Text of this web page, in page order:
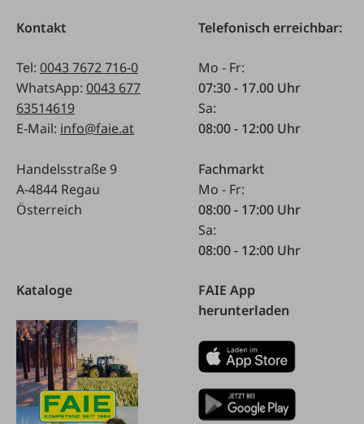
Kontakt
Tel: 0043 7672 716-0
WhatsApp: 0043 677
63514619
E-Mail: info@faie.at
Handelsstraße 9
A-4844 Regau
Österreich
Telefonisch erreichbar:
Mo - Fr:
07:30 - 17.00 Uhr
Sa:
08:00 - 12:00 Uhr
Fachmarkt
Mo - Fr:
08:00 - 17:00 Uhr
Sa:
08:00 - 12:00 Uhr
Kataloge
FAIE App
herunterladen